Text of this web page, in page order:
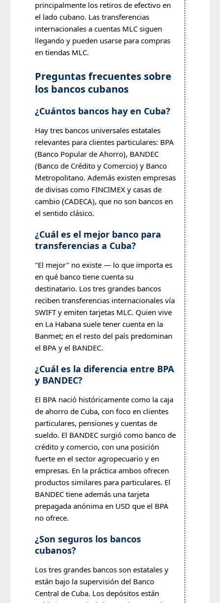
principalmente los retiros de efectivo en
el lado cubano. Las transferencias
internacionales a cuentas MLC siguen
llegando y pueden usarse para compras
en tiendas MLC.
Preguntas frecuentes sobre
los bancos cubanos
¿Cuántos bancos hay en Cuba?
Hay tres bancos universales estatales
relevantes para clientes particulares: BPA
(Banco Popular de Ahorro), BANDEC
(Banco de Crédito y Comercio) y Banco
Metropolitano. Además existen empresas
de divisas como FINCIMEX y casas de
cambio (CADECA), que no son bancos en
el sentido clásico.
¿Cuál es el mejor banco para
transferencias a Cuba?
"El mejor" no existe — lo que importa es
en qué banco tiene cuenta su
destinatario. Los tres grandes bancos
reciben transferencias internacionales vía
SWIFT y emiten tarjetas MLC. Quien vive
en La Habana suele tener cuenta en la
Banmet; en el resto del país predominan
el BPA y el BANDEC.
¿Cuál es la diferencia entre BPA
y BANDEC?
El BPA nació históricamente como la caja
de ahorro de Cuba, con foco en clientes
particulares, pensiones y cuentas de
sueldo. El BANDEC surgió como banco de
crédito y comercio, con una posición
fuerte en el sector agropecuario y en
empresas. En la práctica ambos ofrecen
productos similares para particulares. El
BANDEC tiene además una tarjeta
prepagada anónima en USD que el BPA
no ofrece.
¿Son seguros los bancos
cubanos?
Los tres grandes bancos son estatales y
están bajo la supervisión del Banco
Central de Cuba. Los depósitos están